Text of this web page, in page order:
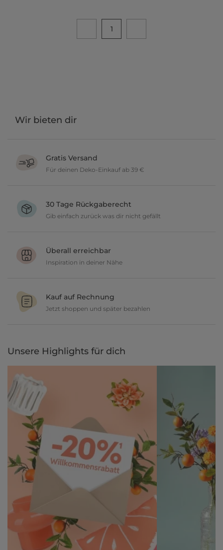
1
Wir bieten dir
Gratis Versand
Für deinen Deko-Einkauf ab 39 €
30 Tage Rückgaberecht
Gib einfach zurück was dir nicht gefällt
geben dir 30 Tage Zeit etwas zurückzusenden.
Überall erreichbar
Inspiration in deiner Nähe
und lasse dich inspirieren.
Kauf auf Rechnung
Jetzt shoppen und später bezahlen
Unsere Highlights für dich